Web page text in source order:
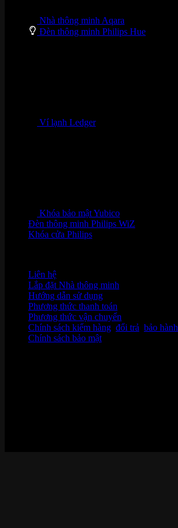
Nhà thông minh Aqara
Đèn thông minh Philips Hue
Ví lạnh Ledger
Khóa bảo mật Yubico
Đèn thông minh Philips WiZ
Khóa cửa Philips
Liên hệ
Lắp đặt Nhà thông minh
Hướng dẫn sử dụng
Phương thức thanh toán
Phương thức vận chuyển
Chính sách kiểm hàng đổi trả bảo hành
Chính sách bảo mật